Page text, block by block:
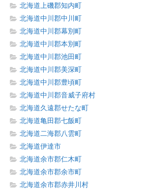
北海道上磯郡知内町
北海道中川郡中川町
北海道中川郡幕別町
北海道中川郡本別町
北海道中川郡池田町
北海道中川郡美深町
北海道中川郡豊頃町
北海道中川郡音威子府村
北海道久遠郡せたな町
北海道亀田郡七飯町
北海道二海郡八雲町
北海道伊達市
北海道余市郡仁木町
北海道余市郡余市町
北海道余市郡赤井川村